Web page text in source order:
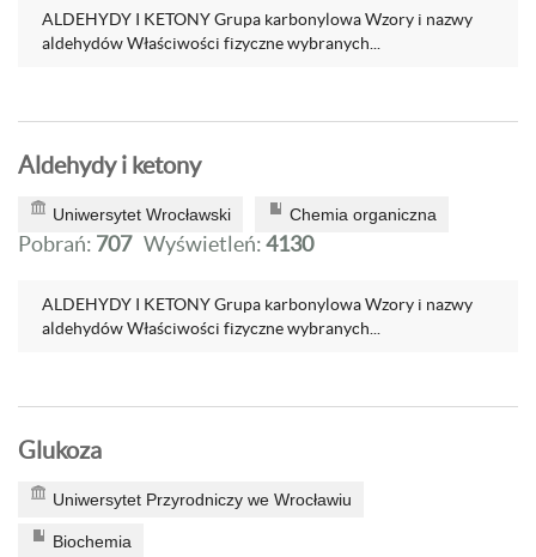
ALDEHYDY I KETONY Grupa karbonylowa Wzory i nazwy
aldehydów Właściwości fizyczne wybranych...
Aldehydy i ketony
Uniwersytet Wrocławski Chemia organiczna
Pobrań: 707 Wyświetleń:4130
ALDEHYDY I KETONY Grupa karbonylowa Wzory i nazwy
aldehydów Właściwości fizyczne wybranych...
Glukoza
Uniwersytet Przyrodniczy we Wrocławiu
Biochemia